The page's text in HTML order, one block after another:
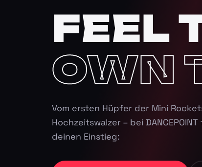
FEEL
OWN
Vom ersten Hüpfer der Mini
Hochzeitswalzer – bei
deinen Einstieg: